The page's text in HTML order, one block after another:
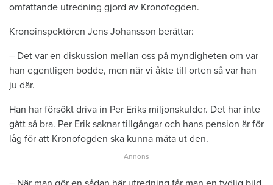
omfattande utredning gjord av Kronofogden.
Kronoinspektören Jens Johansson berättar:
– Det var en diskussion mellan oss på myndigheten om var
han egentligen bodde, men när vi åkte till orten så var han
ju där.
Han har försökt driva in Per Eriks miljonskulder. Det har inte
gått så bra. Per Erik saknar tillgångar och hans pension är för
låg för att Kronofogden ska kunna mäta ut den.